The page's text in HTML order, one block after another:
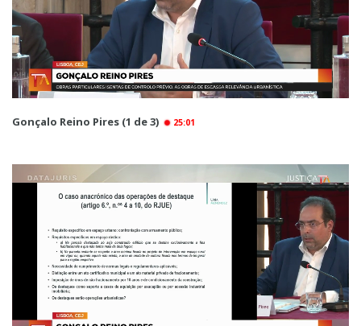
Gonçalo Reino Pires (1 de 3) 25:01